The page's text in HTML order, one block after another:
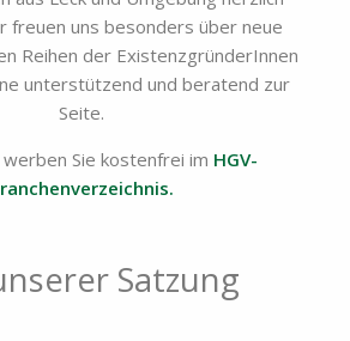
freuen uns besonders über neue
Reihen der ExistenzgründerInnen
unterstützend und beratend zur
Seite.
Sie kostenfrei im HGV-
Satzung